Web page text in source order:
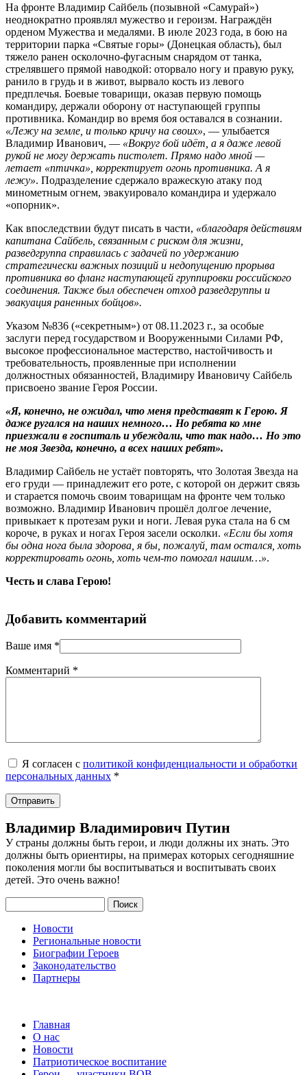
На фронте Владимир Сайбель (позывной «Самурай»)
неоднократно проявлял мужество и героизм. Награждён
орденом Мужества и медалями. В июле 2023 года, в бою на
территории парка «Святые горы» (Донецкая область), был
тяжело ранен осколочно-фугасным снарядом от танка,
стрелявшего прямой наводкой: оторвало ногу и правую руку,
ранило в грудь и в живот, вырвало кость из левого
предплечья. Боевые товарищи, оказав первую помощь
командиру, держали оборону от наступающей группы
противника. Командир во время боя оставался в сознании.
«Лежу на земле, и только кричу на своих», — улыбается
Владимир Иванович, — «Вокруг бой идёт, а я даже левой
рукой не могу держать пистолет. Прямо надо мной —
летает «птичка», корректирует огонь противника. А я
лежу». Подразделение сдержало вражескую атаку под
минометным огнем, эвакуировало командира и удержало
«опорник».
Как впоследствии будут писать в части, «благодаря действиям
капитана Сайбель, связанным с риском для жизни,
разведгруппа справилась с задачей по удержанию
стратегически важных позиций и недопущению прорыва
противника во фланг наступающей группировки российского
соединения. Также был обеспечен отход разведгруппы и
эвакуация раненных бойцов».
Указом №836 («секретным») от 08.11.2023 г., за особые
заслуги перед государством и Вооруженными Силами РФ,
высокое профессиональное мастерство, настойчивость и
требовательность, проявленные при исполнении
должностных обязанностей, Владимиру Ивановичу Сайбель
присвоено звание Героя России.
«Я, конечно, не ожидал, что меня представят к Герою. Я
даже ругался на наших немного… Но ребята ко мне
приезжали в госпиталь и убеждали, что так надо… Но это
не моя Звезда, конечно, а всех наших ребят».
Владимир Сайбель не устаёт повторять, что Золотая Звезда на
его груди — принадлежит его роте, с которой он держит связь
и старается помочь своим товарищам на фронте чем только
возможно. Владимир Иванович прошёл долгое лечение,
привыкает к протезам руки и ноги. Левая рука стала на 6 см
короче, в руках и ногах Героя засели осколки. «Если бы хотя
бы одна нога была здорова, я бы, пожалуй, там остался, хоть
корректировать огонь, хоть чем-то помогал нашим…».
Честь и слава Герою!
Добавить комментарий
Ваше имя *
Комментарий *
Я согласен с политикой конфиденциальности и обработки
персональных данных *
Владимир Владимирович Путин
У страны должны быть герои, и люди должны их знать. Это
должны быть ориентиры, на примерах которых сегодняшние
поколения могли бы воспитываться и воспитывать своих
детей. Это очень важно!
Поиск
Новости
Региональные новости
Биографии Героев
Законодательство
Партнеры
Главная
О нас
Новости
Патриотическое воспитание